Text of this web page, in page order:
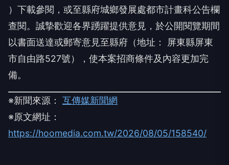
）下載參閱，或至縣府城鄉發展處都市計畫科公告欄
查閱。誠摯歡迎各界踴躍提供意見，於公開閱覽期間
以書面送達或郵寄意見至縣府（地址： 屏東縣屏東
市自由路527號），使本案招商條件及內容更加完
備。
※新聞來源： 互傳媒新聞網
※原文網址：
https://hoomedia.com.tw/2026/08/05/158540/